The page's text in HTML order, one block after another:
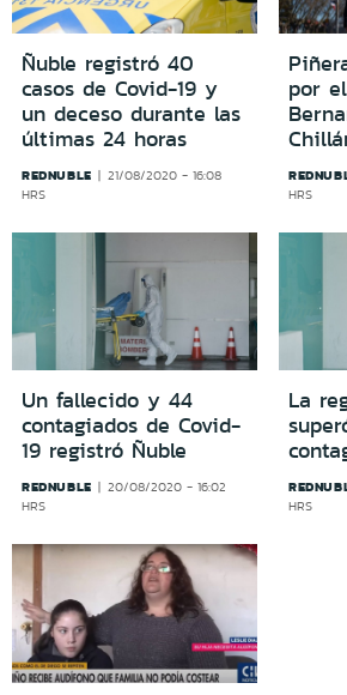
Ñuble registró 40
casos de Covid-19 y
un deceso durante las
últimas 24 horas
REDNUBLE
21/08/2020 - 16:08
HRS
por
HRS
Un fallecido y 44
contagiados de Covid-
19 registró Ñuble
REDNUBLE
20/08/2020 - 16:02
HRS
La
HRS